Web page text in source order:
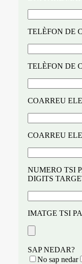
TELÈFON DE
TELÈFON DE
COARREU
COARREU
NUMERO TSI
DIGITS
IMATGE TSI
SAP NEDAR?
No sap nedar